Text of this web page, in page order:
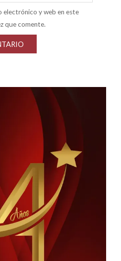
electrónico y web en este
que comente.